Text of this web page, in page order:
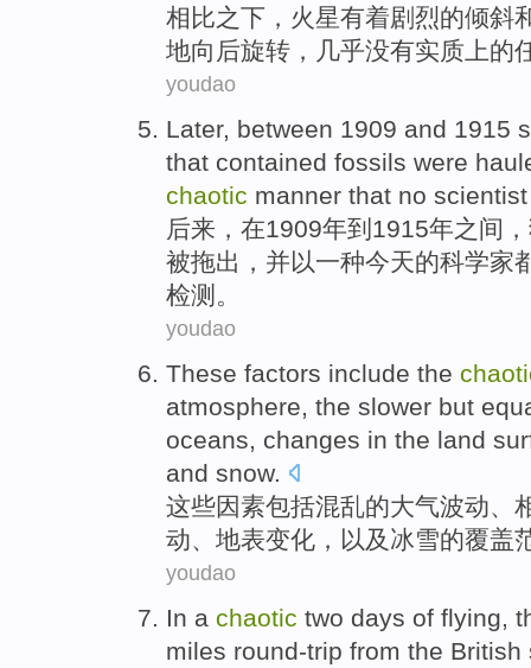
相比之下， 火星有着剧烈的倾斜
地向后旋转 ， 几乎没有实质上的
youdao
Later, between 1909 and 1915
that contained fossils were
chaotic manner that no scientist
后来 ，在1909年到1915年之间 ，
被拖出 ， 并以一种今天的科学家
检测。
youdao
These factors include the
atmosphere, the slower but
oceans, changes in the land
and snow.
这些因素包括混乱的大气波动、
动、 地表变化 ， 以及 冰雪的覆盖
youdao
In a chaotic two days of flying,
miles round-trip from the British